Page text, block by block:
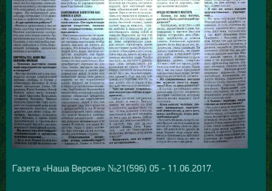
Газета «Наша Версия» №21(596) 05 - 11.06.2017.